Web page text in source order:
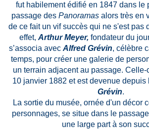
fut habilement édifié en 1847 dans le
passage des Panoramas alors très en
de ce fait un vif succès qui ne s'est pas
effet, Arthur Meyer, fondateur du
s’associa avec Alfred Grévin, célèbre
temps, pour créer une galerie de
un terrain adjacent au passage.
10 janvier 1882 et est devenue depuis
Grévin.
La sortie du musée, ornée d'un décor
personnages, se situe dans le
une large part à son